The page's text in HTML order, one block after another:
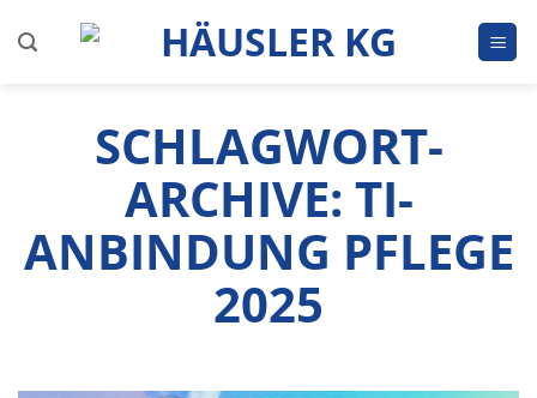
Inhalt
SCHLAGWORT-
ARCHIVE: TI-
ANBINDUNG PFLEGE
2025